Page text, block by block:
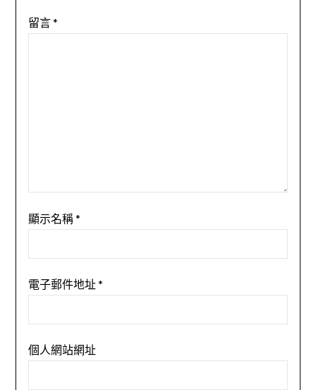
留言*
顯示名稱*
電子郵件地址*
個人網站網址